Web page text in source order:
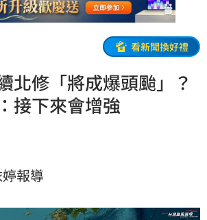
看新聞換好禮
北修「將成爆頭颱」？
接下來會增強
報導